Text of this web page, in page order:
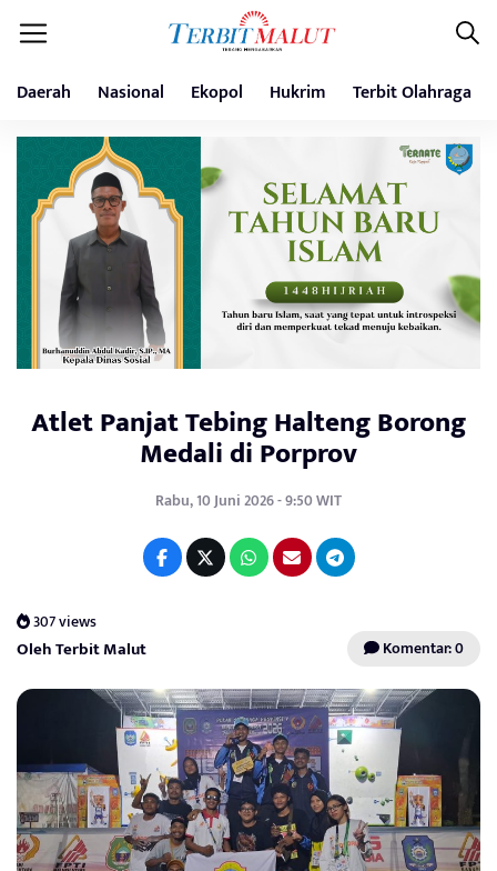
Daerah Nasional Ekopol Hukrim Terbit Olahraga
Atlet Panjat Tebing Halteng Borong
Medali di Porprov
Rabu, 10 Juni 2026 - 9:50 WIT
307 views
Oleh Terbit Malut Komentar: 0